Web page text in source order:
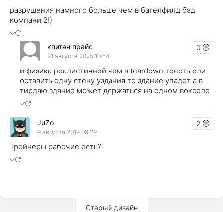
разрушения намного больше чем в бателфилд бэд
компани 2!)
0
кпитан прайс
21 августа 2025 10:54
и физика реалистичней чем в teardown тоесть ели
оставить одну стену уздания то здание упадёт а в
тирдаю здание может держаться на одном вокселе
2
JuZo
9 августа 2019 09:29
Трейнеры рабочие есть?
Старый дизайн